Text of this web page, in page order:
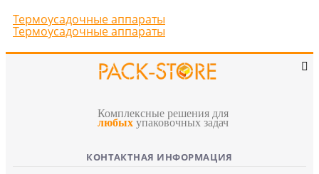
Термоусадочные аппараты
Термоусадочные аппараты
Комплексные решения для
любых упаковочных задач
КОНТАКТНАЯ ИНФОРМАЦИЯ